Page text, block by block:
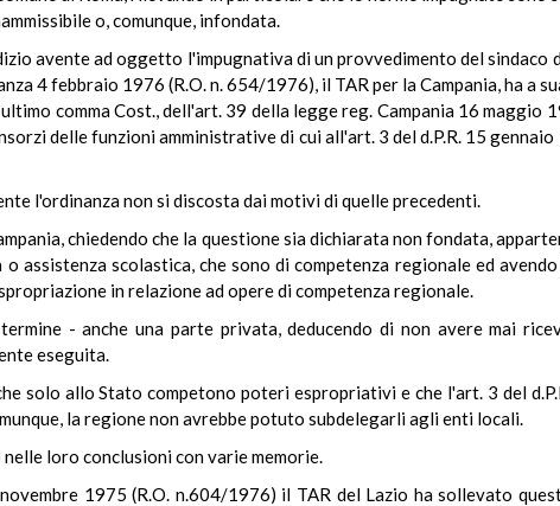
o, comunque, infondata.
avente ad oggetto l'impugnativa di un provvedimento del sindaco
4 febbraio 1976 (R.O. n. 654/1976), il TAR per la Campania, ha
comma Cost., dell'art. 39 della legge reg. Campania 16 maggio
delle funzioni amministrative di cui all'art. 3 del d.P.R. 15
l'ordinanza non si discosta dai motivi di quelle precedenti.
chiedendo che la questione sia dichiarata non fondata,
o assistenza scolastica, che sono di competenza regionale ed
in relazione ad opere di competenza regionale.
- anche una parte privata, deducendo di non avere mai
eseguita.
solo allo Stato competono poteri espropriativi e che l'art. 3 del
la regione non avrebbe potuto subdelegarli agli enti locali.
loro conclusioni con varie memorie.
1975 (R.O. n.604/1976) il TAR del Lazio ha sollevato